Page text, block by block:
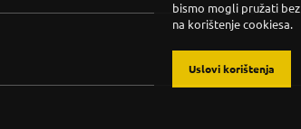
bismo mogli pružati
na korištenje cookiesa.
Uslovi korištenja